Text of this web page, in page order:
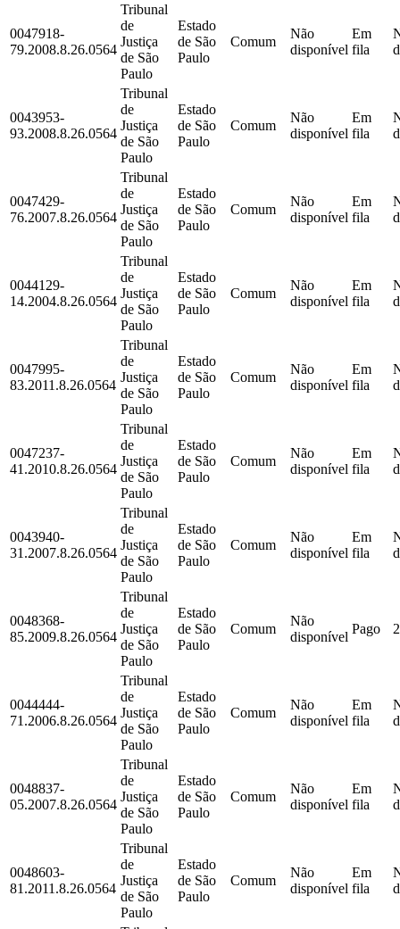
0047918-
79.2008.8.26.0564
Tribunal
de
Justiça
de São
Paulo
Estado
de São
Paulo
Comum
Não
disponível
Em
fila
0043953-
93.2008.8.26.0564
Tribunal
de
Justiça
de São
Paulo
Estado
de São
Paulo
Comum
Não
disponível
Em
fila
0047429-
76.2007.8.26.0564
Tribunal
de
Justiça
de São
Paulo
Estado
de São
Paulo
Comum
Não
disponível
Em
fila
0044129-
14.2004.8.26.0564
Tribunal
de
Justiça
de São
Paulo
Estado
de São
Paulo
Comum
Não
disponível
Em
fila
0047995-
83.2011.8.26.0564
Tribunal
de
Justiça
de São
Paulo
Estado
de São
Paulo
Comum
Não
disponível
Em
fila
0047237-
41.2010.8.26.0564
Tribunal
de
Justiça
de São
Paulo
Estado
de São
Paulo
Comum
Não
disponível
Em
fila
0043940-
31.2007.8.26.0564
Tribunal
de
Justiça
de São
Paulo
Estado
de São
Paulo
Comum
Não
disponível
Em
fila
0048368-
85.2009.8.26.0564
Tribunal
de
Justiça
de São
Paulo
Estado
de São
Paulo
Comum
Não
disponível
Pago
0044444-
71.2006.8.26.0564
Tribunal
de
Justiça
de São
Paulo
Estado
de São
Paulo
Comum
Não
disponível
Em
fila
0048837-
05.2007.8.26.0564
Tribunal
de
Justiça
de São
Paulo
Estado
de São
Paulo
Comum
Não
disponível
Em
fila
0048603-
81.2011.8.26.0564
Tribunal
de
Justiça
de São
Paulo
Estado
de São
Paulo
Comum
Não
disponível
Em
fila